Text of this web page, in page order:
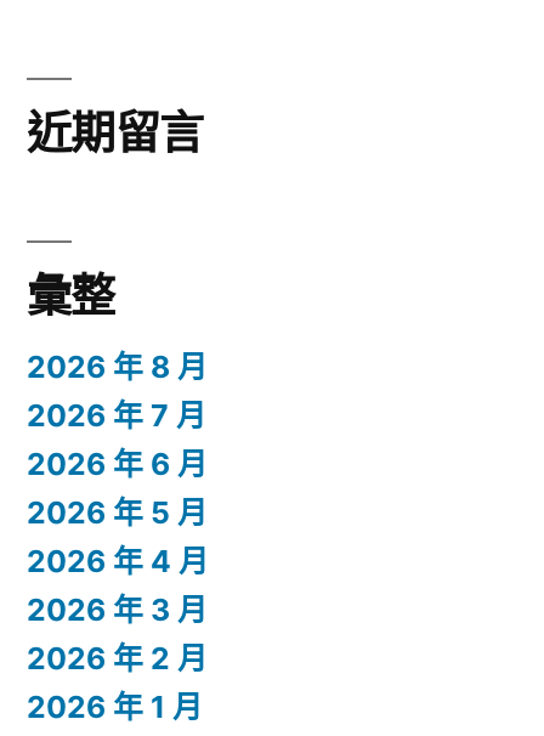
近期留言
彙整
2026 年 8 月
2026 年 7 月
2026 年 6 月
2026 年 5 月
2026 年 4 月
2026 年 3 月
2026 年 2 月
2026 年 1 月